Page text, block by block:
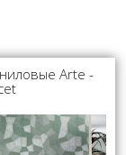
Arte -